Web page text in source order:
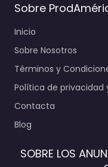
Sobre
Inicio
Sobre Nosotros
Términos y
Política de privacidad
Contacta
Blog
SOBRE LOS